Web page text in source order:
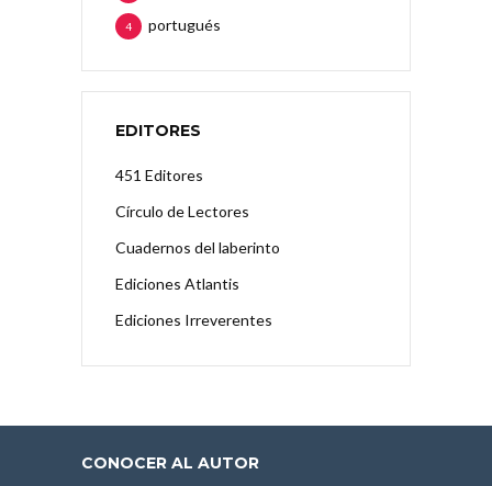
portugués
4
EDITORES
451 Editores
Círculo de Lectores
Cuadernos del laberinto
Ediciones Atlantis
Ediciones Irreverentes
CONOCER AL AUTOR